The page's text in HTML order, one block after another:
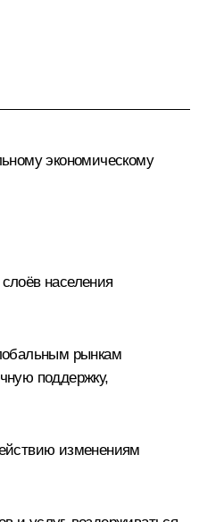
экономическому
населения
рынкам
поддержку,
изменениям